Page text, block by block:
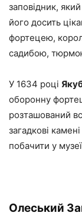
заповідник,
його досить
фортецею,
садибою,
У 1634 році
оборонну
розташований
загадкові
побачити у
Олеський